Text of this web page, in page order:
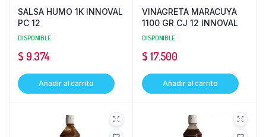
SALSA HUMO 1K INNOVAL
PC 12
DISPONIBLE
$ 9.374
Añadir al carrito
VINAGRETA MARACUYA
1100 GR CJ 12 INNOVAL
DISPONIBLE
$ 17.500
Añadir al carrito